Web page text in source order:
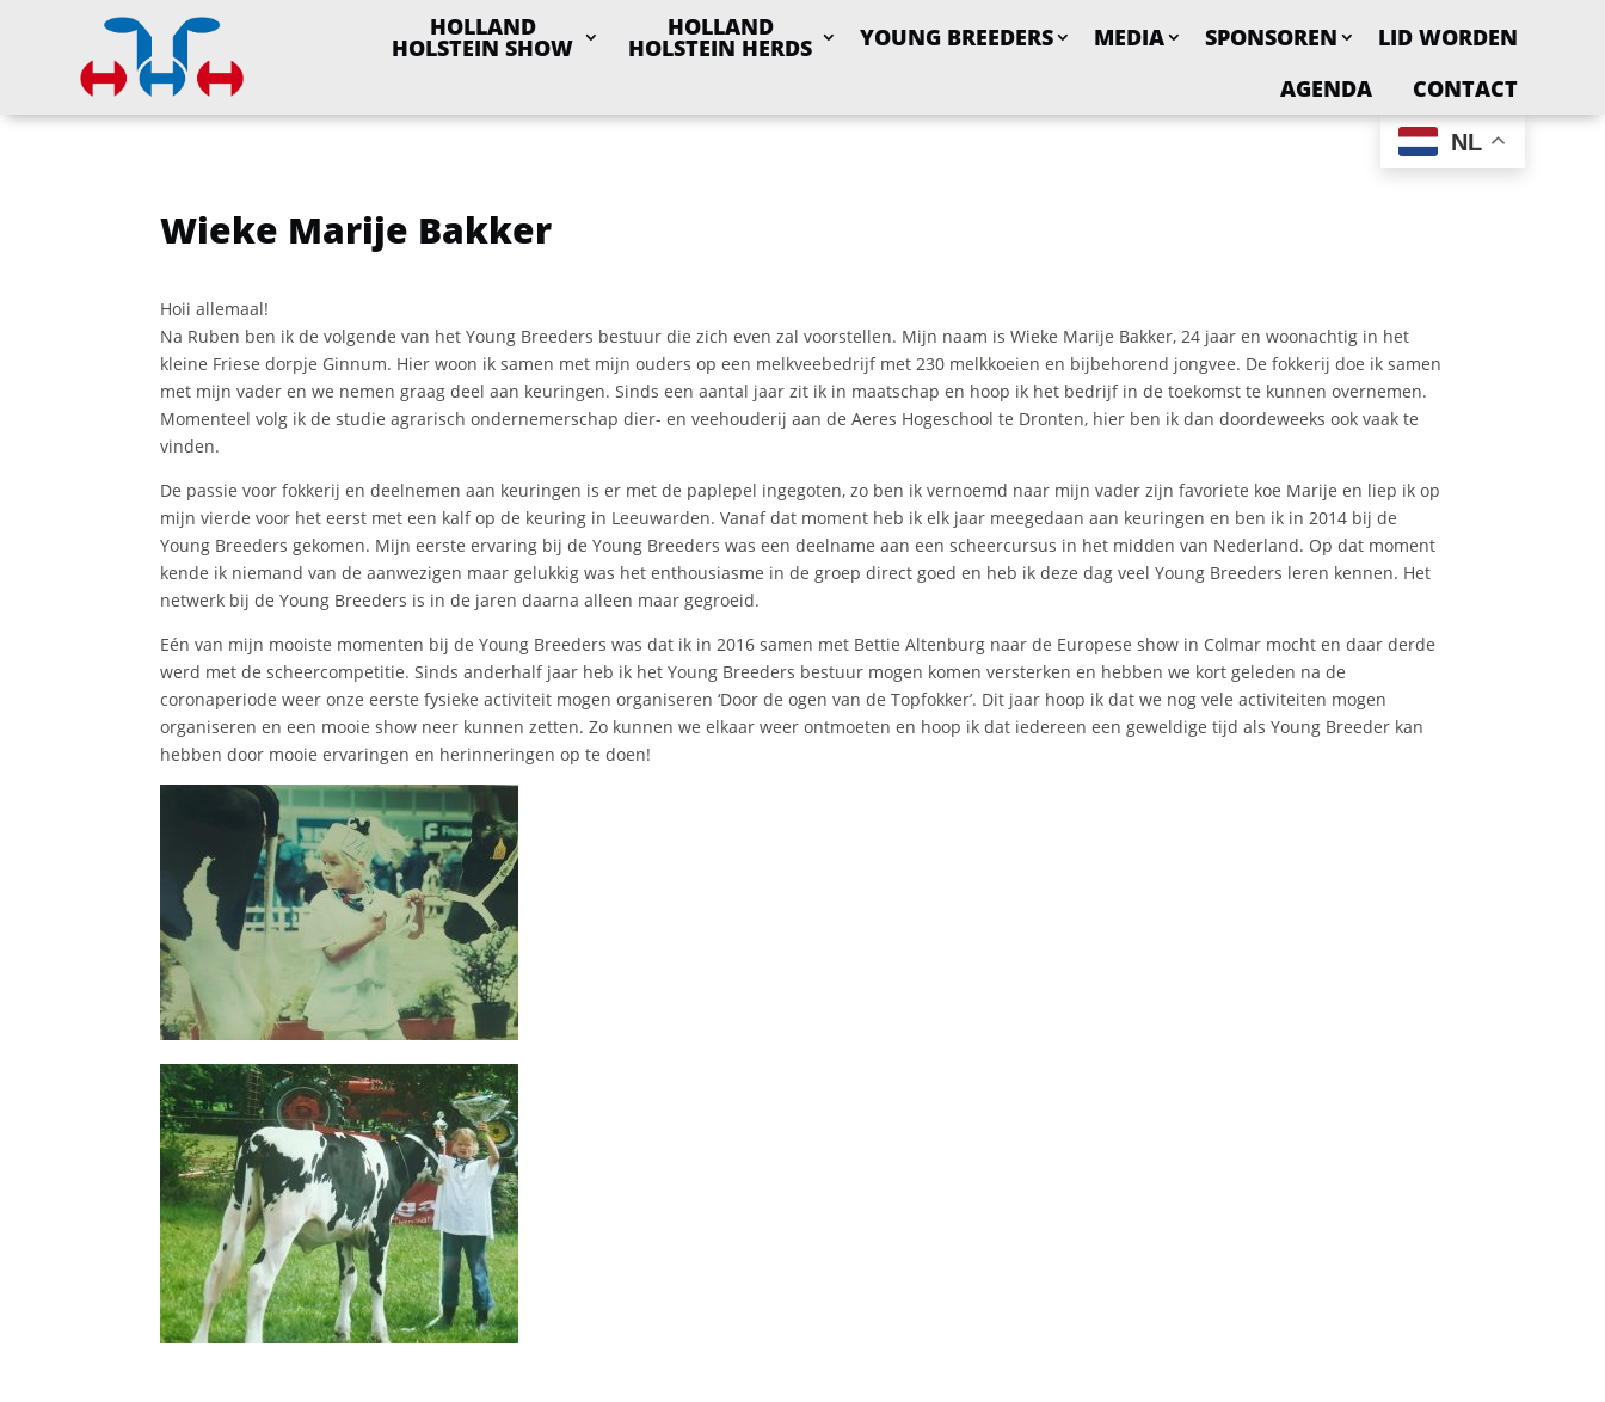
HOLLAND
HOLSTEIN SHOW
HOLLAND
HOLSTEIN HERDS YOUNG BREEDERS MEDIA SPONSOREN
LID WORDEN
AGENDA
CONTACT
NL
Wieke Marije Bakker
Hoii allemaal!
Na Ruben ben ik de volgende van het Young Breeders bestuur die zich even zal voorstellen. Mijn naam is Wieke Marije Bakker, 24 jaar en woonachtig in het
kleine Friese dorpje Ginnum. Hier woon ik samen met mijn ouders op een melkveebedrijf met 230 melkkoeien en bijbehorend jongvee. De fokkerij doe ik samen
met mijn vader en we nemen graag deel aan keuringen. Sinds een aantal jaar zit ik in maatschap en hoop ik het bedrijf in de toekomst te kunnen overnemen.
Momenteel volg ik de studie agrarisch ondernemerschap dier- en veehouderij aan de Aeres Hogeschool te Dronten, hier ben ik dan doordeweeks ook vaak te
vinden.
De passie voor fokkerij en deelnemen aan keuringen is er met de paplepel ingegoten, zo ben ik vernoemd naar mijn vader zijn favoriete koe Marije en liep ik op
mijn vierde voor het eerst met een kalf op de keuring in Leeuwarden. Vanaf dat moment heb ik elk jaar meegedaan aan keuringen en ben ik in 2014 bij de
Young Breeders gekomen. Mijn eerste ervaring bij de Young Breeders was een deelname aan een scheercursus in het midden van Nederland. Op dat moment
kende ik niemand van de aanwezigen maar gelukkig was het enthousiasme in de groep direct goed en heb ik deze dag veel Young Breeders leren kennen. Het
netwerk bij de Young Breeders is in de jaren daarna alleen maar gegroeid.
Eén van mijn mooiste momenten bij de Young Breeders was dat ik in 2016 samen met Bettie Altenburg naar de Europese show in Colmar mocht en daar derde
werd met de scheercompetitie. Sinds anderhalf jaar heb ik het Young Breeders bestuur mogen komen versterken en hebben we kort geleden na de
coronaperiode weer onze eerste fysieke activiteit mogen organiseren ‘Door de ogen van de Topfokker’. Dit jaar hoop ik dat we nog vele activiteiten mogen
organiseren en een mooie show neer kunnen zetten. Zo kunnen we elkaar weer ontmoeten en hoop ik dat iedereen een geweldige tijd als Young Breeder kan
hebben door mooie ervaringen en herinneringen op te doen!